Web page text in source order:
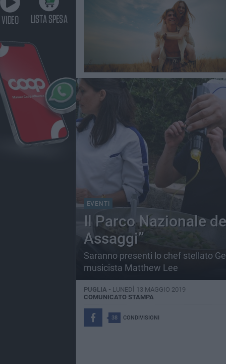
EVENTI
Il Parco Nazionale
Assaggi”
Saranno presenti lo chef stellato
musicista Matthew Lee
PUGLIA - LUNEDÌ 13 MAGGIO 2019
COMUNICATO STAMPA
38 CONDIVISIONI